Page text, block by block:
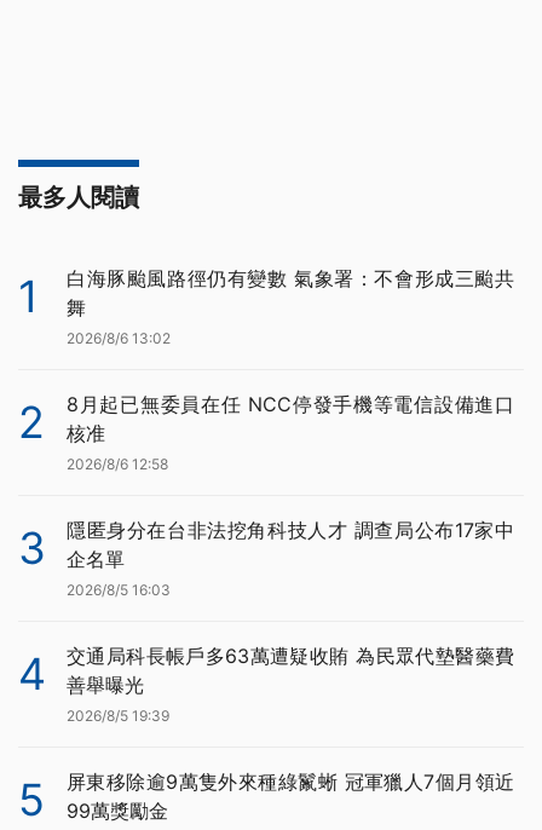
最多人閱讀
1
白海豚颱風路徑仍有變數 氣象署：不會形成三颱共
舞
2026/8/6 13:02
2
8月起已無委員在任 NCC停發手機等電信設備進口
核准
2026/8/6 12:58
3
隱匿身分在台非法挖角科技人才 調查局公布17家中
企名單
2026/8/5 16:03
4
交通局科長帳戶多63萬遭疑收賄 為民眾代墊醫藥費
善舉曝光
2026/8/5 19:39
5
屏東移除逾9萬隻外來種綠鬣蜥 冠軍獵人7個月領近
99萬獎勵金